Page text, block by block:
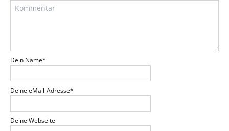
Dein Name*
Deine eMail-Adresse*
Deine Webseite